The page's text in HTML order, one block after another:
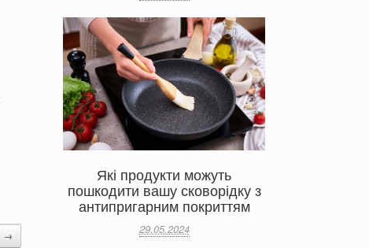
→
Які продукти можуть
пошкодити вашу сковорідку з
антипригарним покриттям
29.05.2024